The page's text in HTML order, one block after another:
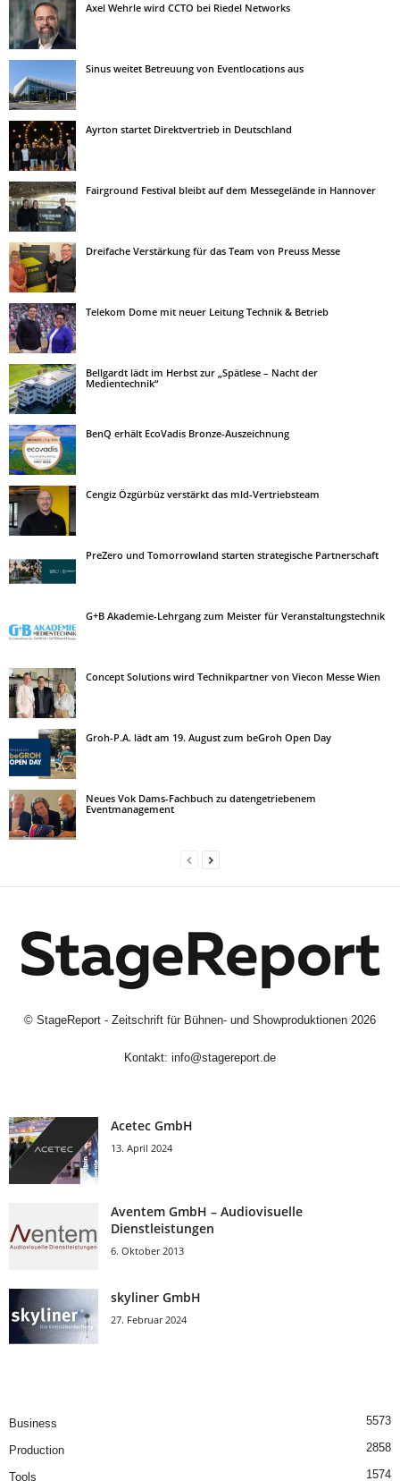
Axel Wehrle wird CCTO bei Riedel Networks
Sinus weitet Betreuung von Eventlocations aus
Ayrton startet Direktvertrieb in Deutschland
Fairground Festival bleibt auf dem Messegelände in Hannover
Dreifache Verstärkung für das Team von Preuss Messe
Telekom Dome mit neuer Leitung Technik & Betrieb
Bellgardt lädt im Herbst zur „Spätlese – Nacht der
Medientechnik“
BenQ erhält EcoVadis Bronze-Auszeichnung
Cengiz Özgürbüz verstärkt das mld-Vertriebsteam
PreZero und Tomorrowland starten strategische Partnerschaft
G+B Akademie-Lehrgang zum Meister für Veranstaltungstechnik
Concept Solutions wird Technikpartner von Viecon Messe Wien
Groh-P.A. lädt am 19. August zum beGroh Open Day
Neues Vok Dams-Fachbuch zu datengetriebenem
Eventmanagement
© StageReport - Zeitschrift für Bühnen- und Showproduktionen 2026
Kontakt: info@stagereport.de
Acetec GmbH
13. April 2024
Aventem GmbH – Audiovisuelle
Dienstleistungen
6. Oktober 2013
skyliner GmbH
27. Februar 2024
Business 5573
Production 2858
Tools 1574